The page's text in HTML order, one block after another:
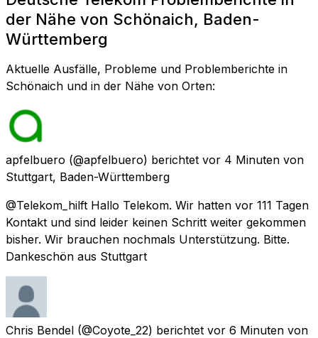
der Nähe von Schönaich, Baden-
Württemberg
Aktuelle Ausfälle, Probleme und Problemberichte in
Schönaich und in der Nähe von Orten:
apfelbuero (@apfelbuero) berichtet vor 4 Minuten von
Stuttgart, Baden-Württemberg
@Telekom_hilft Hallo Telekom. Wir hatten vor 111 Tagen
Kontakt und sind leider keinen Schritt weiter gekommen
bisher. Wir brauchen nochmals Unterstützung. Bitte.
Dankeschön aus Stuttgart
Chris Bendel (@Coyote_22) berichtet vor 6 Minuten von